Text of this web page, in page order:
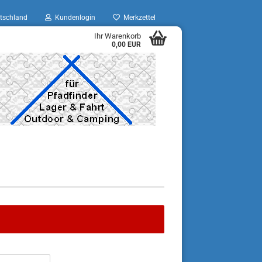
Kundenlogin Merkzettel
Ihr Warenkorb
0,00 EUR